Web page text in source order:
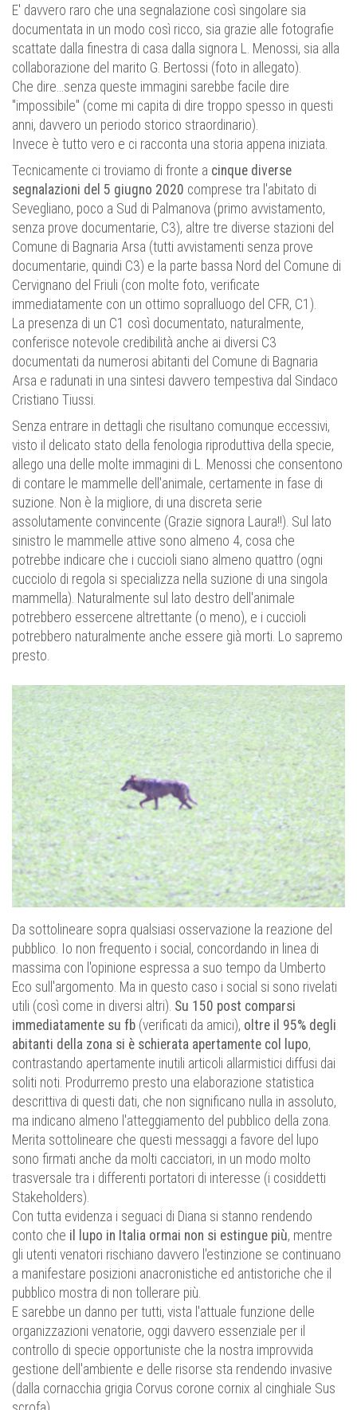
E' davvero raro che una segnalazione così singolare sia
documentata in un modo così ricco, sia grazie alle fotografie
scattate dalla finestra di casa dalla signora L. Menossi, sia alla
collaborazione del marito G. Bertossi (foto in allegato).
Che dire...senza queste immagini sarebbe facile dire
"impossibile" (come mi capita di dire troppo spesso in questi
anni, davvero un periodo storico straordinario).
Invece è tutto vero e ci racconta una storia appena iniziata.
Tecnicamente ci troviamo di fronte a cinque diverse
segnalazioni del 5 giugno 2020 comprese tra l'abitato di
Sevegliano, poco a Sud di Palmanova (primo avvistamento,
senza prove documentarie, C3), altre tre diverse stazioni del
Comune di Bagnaria Arsa (tutti avvistamenti senza prove
documentarie, quindi C3) e la parte bassa Nord del Comune di
Cervignano del Friuli (con molte foto, verificate
immediatamente con un ottimo sopralluogo del CFR, C1).
La presenza di un C1 così documentato, naturalmente,
conferisce notevole credibilità anche ai diversi C3
documentati da numerosi abitanti del Comune di Bagnaria
Arsa e radunati in una sintesi davvero tempestiva dal Sindaco
Cristiano Tiussi.
Senza entrare in dettagli che risultano comunque eccessivi,
visto il delicato stato della fenologia riproduttiva della specie,
allego una delle molte immagini di L. Menossi che consentono
di contare le mammelle dell'animale, certamente in fase di
suzione. Non è la migliore, di una discreta serie
assolutamente convincente (Grazie signora Laura!!). Sul lato
sinistro le mammelle attive sono almeno 4, cosa che
potrebbe indicare che i cuccioli siano almeno quattro (ogni
cucciolo di regola si specializza nella suzione di una singola
mammella). Naturalmente sul lato destro dell'animale
potrebbero essercene altrettante (o meno), e i cuccioli
potrebbero naturalmente anche essere già morti. Lo sapremo
presto.
Da sottolineare sopra qualsiasi osservazione la reazione del
pubblico. Io non frequento i social, concordando in linea di
massima con l'opinione espressa a suo tempo da Umberto
Eco sull'argomento. Ma in questo caso i social si sono rivelati
utili (così come in diversi altri). Su 150 post comparsi
immediatamente su fb (verificati da amici), oltre il 95% degli
abitanti della zona si è schierata apertamente col lupo,
contrastando apertamente inutili articoli allarmistici diffusi dai
soliti noti. Produrremo presto una elaborazione statistica
descrittiva di questi dati, che non significano nulla in assoluto,
ma indicano almeno l'atteggiamento del pubblico della zona.
Merita sottolineare che questi messaggi a favore del lupo
sono firmati anche da molti cacciatori, in un modo molto
trasversale tra i differenti portatori di interesse (i cosiddetti
Stakeholders).
Con tutta evidenza i seguaci di Diana si stanno rendendo
conto che il lupo in Italia ormai non si estingue più, mentre
gli utenti venatori rischiano davvero l'estinzione se continuano
a manifestare posizioni anacronistiche ed antistoriche che il
pubblico mostra di non tollerare più.
E sarebbe un danno per tutti, vista l'attuale funzione delle
organizzazioni venatorie, oggi davvero essenziale per il
controllo di specie opportuniste che la nostra improvvida
gestione dell'ambiente e delle risorse sta rendendo invasive
(dalla cornacchia grigia Corvus corone cornix al cinghiale Sus